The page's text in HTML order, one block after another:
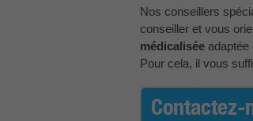
Nos conseillers
conseiller et vous
médicalisée
Pour cela, il vous